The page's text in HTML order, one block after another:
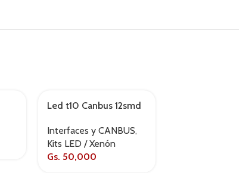
Led t10 Canbus 12smd
Interfaces y CANBUS,
Kits LED / Xenón
Gs. 50,000